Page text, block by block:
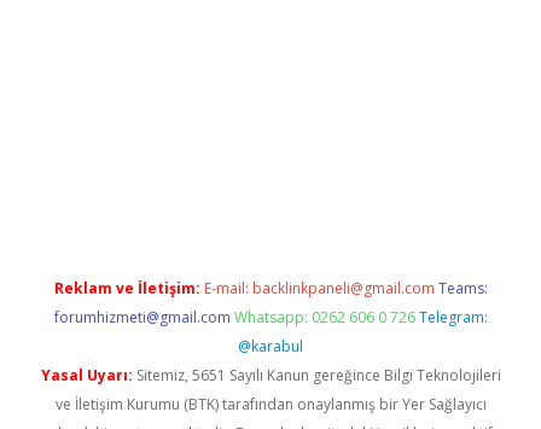
Reklam ve İletişim: E-mail: backlinkpaneli@gmail.com Teams:
forumhizmeti@gmail.com Whatsapp: 0262 606 0 726 Telegram:
@karabul
Yasal Uyarı: Sitemiz, 5651 Sayılı Kanun gereğince Bilgi Teknolojileri
ve İletişim Kurumu (BTK) tarafından onaylanmış bir Yer Sağlayıcı